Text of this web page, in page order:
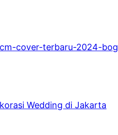
cover-terbaru-2024-
Wedding di Jakarta